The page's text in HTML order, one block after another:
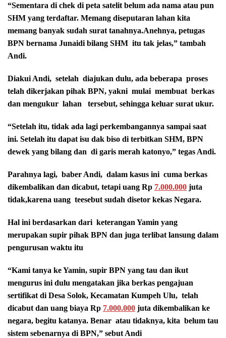
“Sementara di chek di peta satelit belum ada nama atau pun
SHM yang terdaftar. Memang diseputaran lahan kita
memang banyak sudah surat tanahnya.Anehnya, petugas
BPN bernama Junaidi bilang SHM itu tak jelas,” tambah
Andi.
Diakui Andi, setelah diajukan dulu, ada beberapa proses
telah dikerjakan pihak BPN, yakni mulai membuat berkas
dan mengukur lahan tersebut, sehingga keluar surat ukur.
“Setelah itu, tidak ada lagi perkembangannya sampai saat
ini. Setelah itu dapat isu dak biso di terbitkan SHM, BPN
dewek yang bilang dan di garis merah katonyo,” tegas Andi.
Parahnya lagi, baber Andi, dalam kasus ini cuma berkas
dikembalikan dan dicabut, tetapi uang Rp 7.000.000 juta
tidak,karena uang teesebut sudah disetor kekas Negara.
Hal ini berdasarkan dari keterangan Yamin yang
merupakan supir pihak BPN dan juga terlibat lansung dalam
pengurusan waktu itu
“Kami tanya ke Yamin, supir BPN yang tau dan ikut
mengurus ini dulu mengatakan jika berkas pengajuan
sertifikat di Desa Solok, Kecamatan Kumpeh Ulu, telah
dicabut dan uang biaya Rp 7.000.000 juta dikembalikan ke
negara, begitu katanya. Benar atau tidaknya, kita belum tau
sistem sebenarnya di BPN,” sebut Andi